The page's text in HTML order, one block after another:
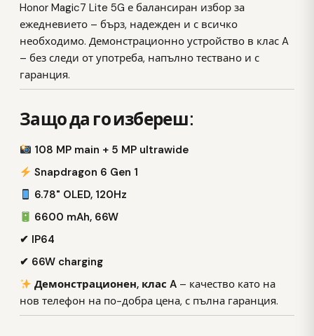
Honor Magic7 Lite 5G е балансиран избор за
ежедневието – бърз, надежден и с всичко
необходимо. Демонстрационно устройство в клас A
– без следи от употреба, напълно тествано и с
гаранция.
Защо да го избереш:
108 MP main + 5 MP ultrawide
Snapdragon 6 Gen 1
6.78" OLED, 120Hz
6600 mAh, 66W
✔ IP64
✔ 66W charging
Демонстрационен, клас A – качество като на
нов телефон на по-добра цена, с пълна гаранция.